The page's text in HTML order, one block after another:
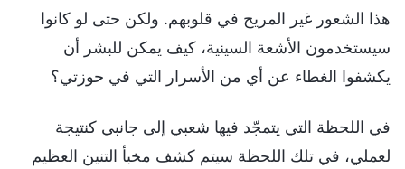
هذا الشعور غير المريح في قلوبهم. ولكن حتى لو كانوا
سيستخدمون الأشعة السينية، كيف يمكن للبشر أن
يكشفوا الغطاء عن أي من الأسرار التي في حوزتي؟
في اللحظة التي يتمجّد فيها شعبي إلى جانبي كنتيجة
لعملي، في تلك اللحظة سيتم كشف مخبأ التنين العظيم